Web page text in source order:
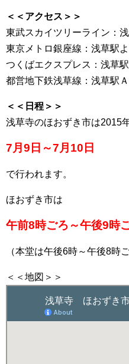
＜＜アクセス＞＞
東武スカイツリーライン：
東京メトロ銀座線：浅草駅
つくばエクスプレス：浅草
都営地下鉄浅草線：浅草駅
＜＜日程＞＞
浅草寺のほおずき市は2015
7月9日～7月10日
で行われます。
ほおずき市は
午前8時ごろ～午後9時
（本堂は午後6時～午後8時ご
＜＜地図＞＞